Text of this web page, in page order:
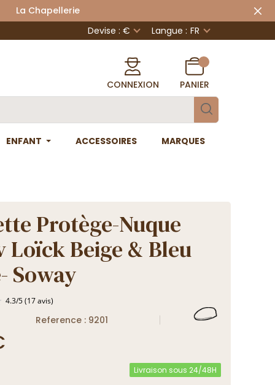
Chapellerie
Devise : €
Langue : FR
CONNEXION PANIER
ENFANT ACCESSOIRES MARQUES
Protège-Nuque
Loïck Beige & Bleu
Soway
Reference : 9201
Livraison sous 24/48H